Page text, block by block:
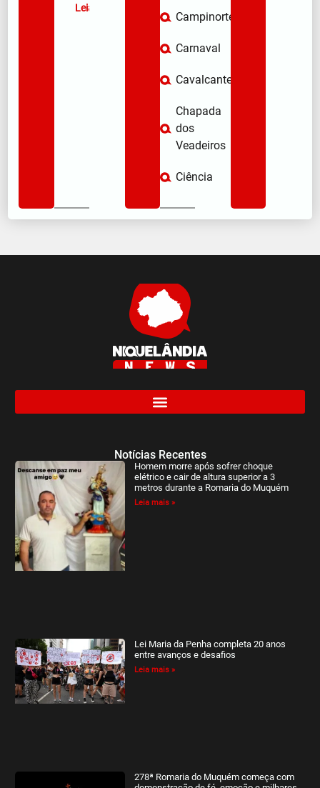
Leia mais »
Campinorte
Carnaval
Cavalcante
Chapada
dos
Veadeiros
Ciência
Notícias Recentes
Homem morre após sofrer choque
elétrico e cair de altura superior a 3
metros durante a Romaria do Muquém
Leia mais »
Lei Maria da Penha completa 20 anos
entre avanços e desafios
Leia mais »
278ª Romaria do Muquém começa com